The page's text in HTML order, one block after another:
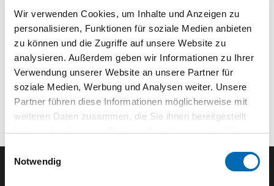
Wir verwenden Cookies, um Inhalte und Anzeigen zu
personalisieren, Funktionen für soziale Medien anbieten
zu können und die Zugriffe auf unsere Website zu
analysieren. Außerdem geben wir Informationen zu Ihrer
Verwendung unserer Website an unsere Partner für
soziale Medien, Werbung und Analysen weiter. Unsere
Partner führen diese Informationen möglicherweise mit
weiteren Daten zusammen, die Sie ihnen bereitgestellt
haben oder die sie im Rahmen Ihrer Nutzung der Dienste
Einwilligungsauswahl
Notwendig